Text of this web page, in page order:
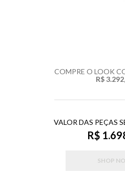
COMPRE O LOOK
R$
VALOR DAS PEÇAS
R$
SHOP